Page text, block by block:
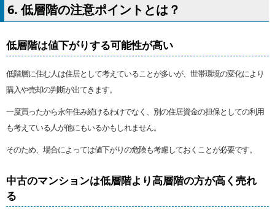
6. 低層階の注意ポイントとは？
低層階は値下がりする可能性が高い
低階層に住む人は住居として考えていることが多いが、世帯環境の変化により
購入や売却の判断が出てきます。
一度買ったから永年住み続けるわけでなく、別の住居資金の担保としての利用
も考えている人が他にもいるかもしれません。
そのため、場合によっては値下がりの危険も考慮しておくことが必要です。
中古のマンションは低層階より高層階の方が高く売れ
る